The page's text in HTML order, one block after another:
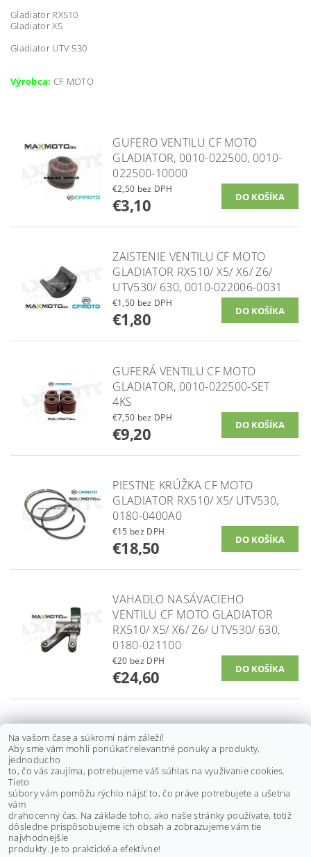
Gladiator RX510
Gladiator X5
Gladiator UTV 530
Výrobca: CF MOTO
GUFERO VENTILU CF MOTO
GLADIATOR, 0010-022500, 0010-
022500-10000
€2,50 bez DPH
€3,10
ZAISTENIE VENTILU CF MOTO
GLADIATOR RX510/ X5/ X6/ Z6/
UTV530/ 630, 0010-022006-0031
€1,50 bez DPH
€1,80
GUFERÁ VENTILU CF MOTO
GLADIATOR, 0010-022500-SET
4KS
€7,50 bez DPH
€9,20
PIESTNE KRÚŽKA CF MOTO
GLADIATOR RX510/ X5/ UTV530,
0180-0400A0
€15 bez DPH
€18,50
VAHADLO NASÁVACIEHO
VENTILU CF MOTO GLADIATOR
RX510/ X5/ X6/ Z6/ UTV530/ 630,
0180-021100
€20 bez DPH
€24,60
TERMOSTAT CF MOTO
GLADIATOR RX510/ X5/ X6/ Z6/
UTV530/ 630, 0180-022810
€16,70 bez DPH
€20,50
Buďte prvý, kto napíše príspevok k tejto položke.
Na vašom čase a súkromí nám záleží!
Aby sme vám mohli ponúkať relevantné ponuky a produkty,
jednoducho
to, čo vás zaujíma, potrebujeme váš súhlas na využívanie cookies.
Tieto
súbory vám pomôžu rýchlo nájsť to, čo práve potrebujete a ušetria
vám
drahocenný čas. Na základe toho, ako naše stránky používate, totiž
dôsledne prispôsobujeme ich obsah a zobrazujeme vám tie
najvhodnejšie
produkty. Je to praktické a efektívne!